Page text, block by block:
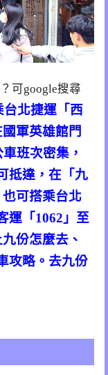
？可google搜尋
台北捷運「西
軍英雄館門
班次密集，
抵達，在「九
可搭乘台北
運「1062」至
份怎麼去、
攻略。去九份